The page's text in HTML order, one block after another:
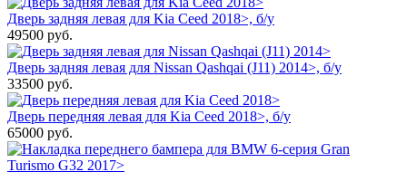
Дверь задняя левая для Kia Ceed 2018>, б/у
49500 руб.
Дверь задняя левая для Nissan Qashqai (J11) 2014>, б/у
33500 руб.
Дверь передняя левая для Kia Ceed 2018>, б/у
65000 руб.